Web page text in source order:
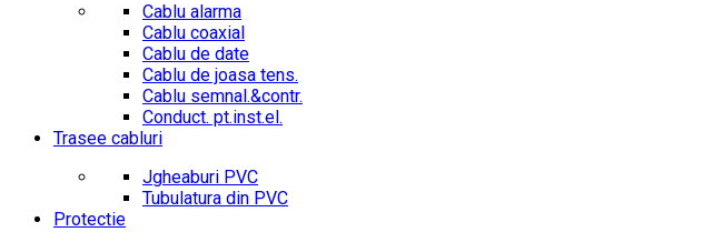
Cablu alarma
Cablu coaxial
Cablu de date
Cablu de joasa tens.
Cablu semnal.&contr.
Conduct. pt.inst.el.
Trasee cabluri
Jgheaburi PVC
Tubulatura din PVC
Protectie